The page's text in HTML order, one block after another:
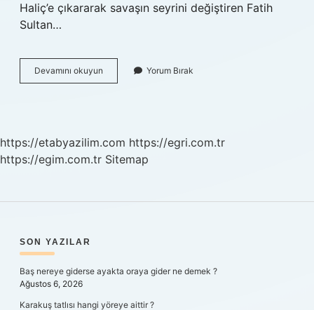
Haliç’e çıkararak savaşın seyrini değiştiren Fatih
Sultan…
Devamını okuyun
Çağ
Yorum Bırak
https://etabyazilim.com https://egri.com.tr
https://egim.com.tr Sitemap
SIDEBAR
SON YAZILAR
Baş nereye giderse ayakta oraya gider ne demek ?
Ağustos 6, 2026
Karakuş tatlısı hangi yöreye aittir ?